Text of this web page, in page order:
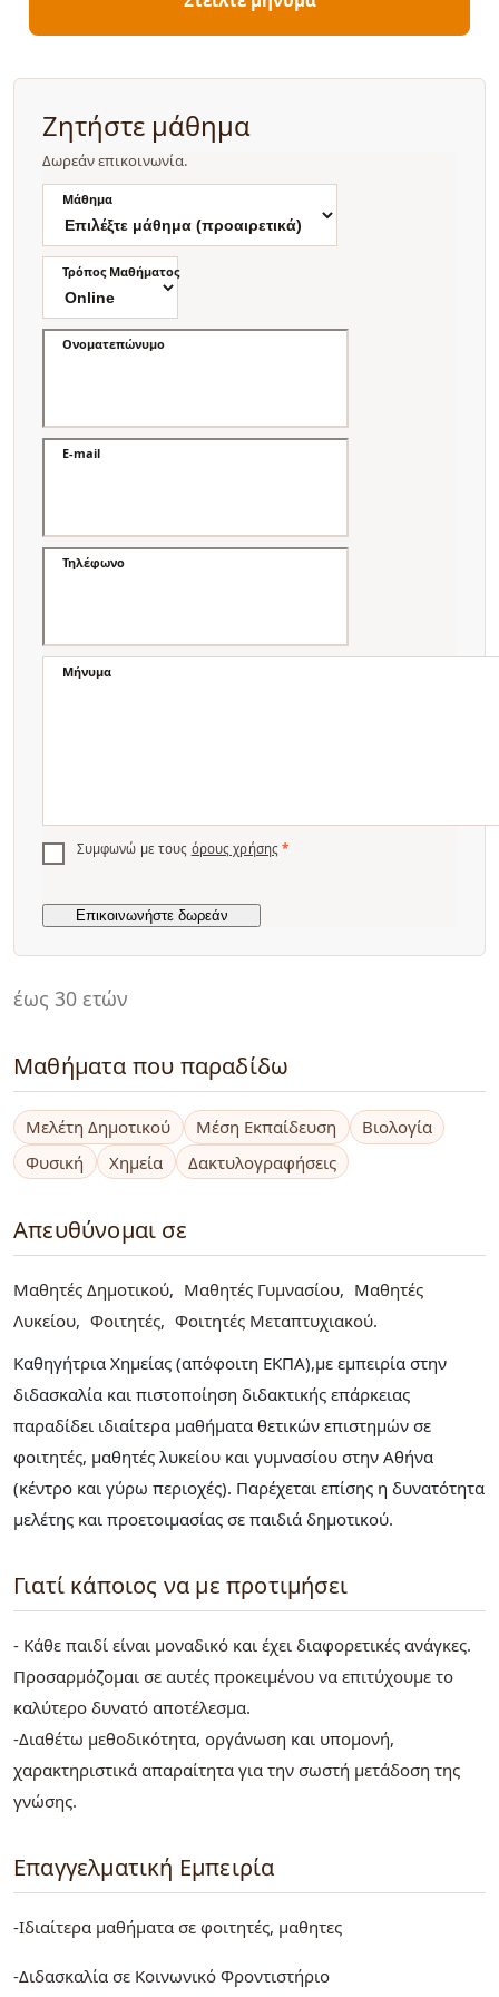
έως 30 ετών
Μαθήματα που παραδίδω
Μελέτη Δημοτικού Μέση Εκπαίδευση
Βιολογία
Φυσική
Χημεία Δακτυλογραφήσεις
Απευθύνομαι σε
Μαθητές Δημοτικού Μαθητές Γυμνασίου
Μαθητές
Λυκείου
Φοιτητές
Φοιτητές Μεταπτυχιακού
Καθηγήτρια Χημείας (απόφοιτη ΕΚΠΑ),με εμπειρία στην
διδασκαλία και πιστοποίηση διδακτικής επάρκειας
παραδίδει ιδιαίτερα μαθήματα θετικών επιστημών σε
φοιτητές, μαθητές λυκείου και γυμνασίου στην Αθήνα
(κέντρο και γύρω περιοχές). Παρέχεται επίσης η δυνατότητα
μελέτης και προετοιμασίας σε παιδιά δημοτικού.
Γιατί κάποιος να με προτιμήσει
- Κάθε παιδί είναι μοναδικό και έχει διαφορετικές ανάγκες.
Προσαρμόζομαι σε αυτές προκειμένου να επιτύχουμε το
καλύτερο δυνατό αποτέλεσμα.
-Διαθέτω μεθοδικότητα, οργάνωση και υπομονή,
χαρακτηριστικά απαραίτητα για την σωστή μετάδοση της
γνώσης.
Επαγγελματική Εμπειρία
-Ιδιαίτερα μαθήματα σε φοιτητές, μαθητες
-Διδασκαλία σε Κοινωνικό Φροντιστήριο
Ζητήστε μάθημα
Δωρεάν επικοινωνία.
Μάθημα
Τρόπος Μαθήματος
Ονοματεπώνυμο
E-mail
Τηλέφωνο
Μήνυμα
Συμφωνώ με τους όρους χρήσης *